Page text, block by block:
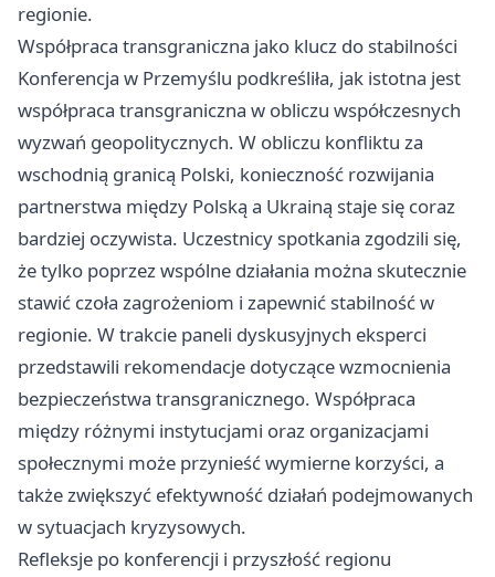
regionie.
Współpraca transgraniczna jako klucz do stabilności
Konferencja w Przemyślu podkreśliła, jak istotna jest
współpraca transgraniczna w obliczu współczesnych
wyzwań geopolitycznych. W obliczu konfliktu za
wschodnią granicą Polski, konieczność rozwijania
partnerstwa między Polską a Ukrainą staje się coraz
bardziej oczywista. Uczestnicy spotkania zgodzili się,
że tylko poprzez wspólne działania można skutecznie
stawić czoła zagrożeniom i zapewnić stabilność w
regionie. W trakcie paneli dyskusyjnych eksperci
przedstawili rekomendacje dotyczące wzmocnienia
bezpieczeństwa transgranicznego. Współpraca
między różnymi instytucjami oraz organizacjami
społecznymi może przynieść wymierne korzyści, a
także zwiększyć efektywność działań podejmowanych
w sytuacjach kryzysowych.
Refleksje po konferencji i przyszłość regionu